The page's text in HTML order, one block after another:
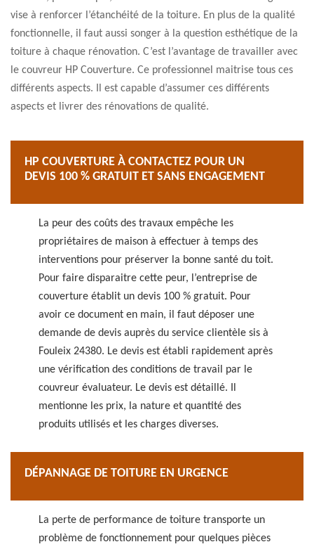
vise à renforcer l’étanchéité de la toiture. En plus de la qualité
fonctionnelle, il faut aussi songer à la question esthétique de la
toiture à chaque rénovation. C’est l’avantage de travailler avec
le couvreur HP Couverture. Ce professionnel maitrise tous ces
différents aspects. Il est capable d’assumer ces différents
aspects et livrer des rénovations de qualité.
HP COUVERTURE À CONTACTEZ POUR UN
DEVIS 100 % GRATUIT ET SANS ENGAGEMENT
La peur des coûts des travaux empêche les
propriétaires de maison à effectuer à temps des
interventions pour préserver la bonne santé du toit.
Pour faire disparaitre cette peur, l’entreprise de
couverture établit un devis 100 % gratuit. Pour
avoir ce document en main, il faut déposer une
demande de devis auprès du service clientèle sis à
Fouleix 24380. Le devis est établi rapidement après
une vérification des conditions de travail par le
couvreur évaluateur. Le devis est détaillé. Il
mentionne les prix, la nature et quantité des
produits utilisés et les charges diverses.
DÉPANNAGE DE TOITURE EN URGENCE
La perte de performance de toiture transporte un
problème de fonctionnement pour quelques pièces